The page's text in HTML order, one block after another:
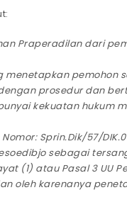
Praperadilan dari
menetapkan
prosedur dan
kekuatan hukum
Sprin.Dik/57/
sebagai
(1) atau Pasal 3 UU
oleh karenanya